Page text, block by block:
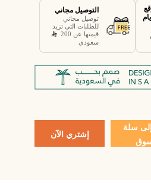
خلال 4 إلى 7 أيام
التوصيل مجاني
توصيل مجاني
للطلبات التي تزيد
قيمتها عن 200
سعودي
سلة
إشتري الآن